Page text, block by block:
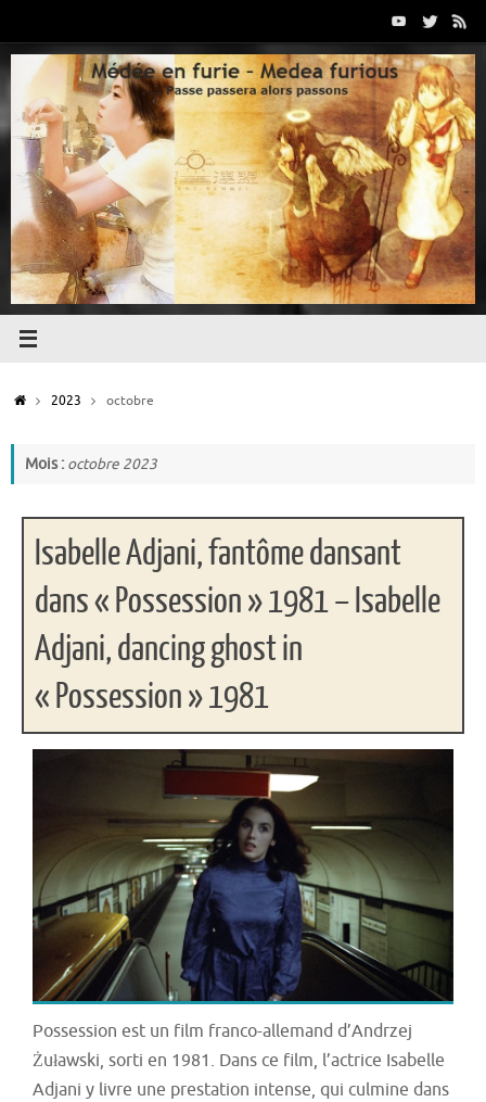
contenu
Accueil
2023 octobre
Mois : octobre 2023
Isabelle Adjani, fantôme dansant
dans « Possession » 1981 – Isabelle
Adjani, dancing ghost in
« Possession » 1981
Possession est un film franco-allemand d’Andrzej
Żuławski, sorti en 1981. Dans ce film, l’actrice Isabelle
Adjani y livre une prestation intense, qui culmine dans